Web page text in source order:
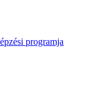
programja